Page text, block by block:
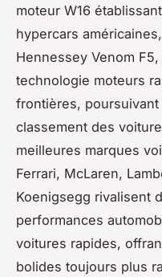
moteur W16
hypercars
Hennessey Venom
technologie moteurs
frontières,
classement des
meilleures marques
Ferrari, McLaren,
Koenigsegg rivalisent
performances
voitures rapides,
bolides toujours plus